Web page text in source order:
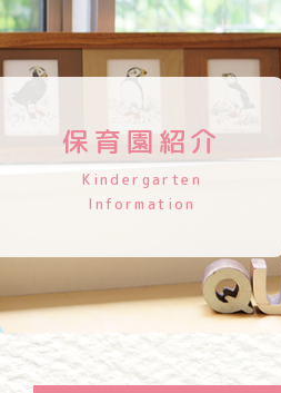
保育園紹介
Kindergarten
Information